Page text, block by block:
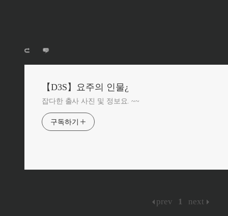
【D3S】요주의 인물¿
잡다한 출사 사진 및 정보요. ~~
구독하기
prev 1 next